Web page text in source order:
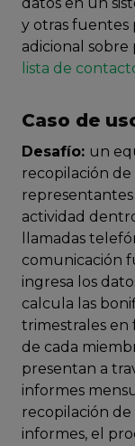
y otras fuentes
adicional sobre
lista de
Caso de
Desafío: un
recopilación
actividad
llamadas
comunicación
ingresa los
calcula las
trimestrales en
de cada
presentan a
informes
recopilación
informes, el